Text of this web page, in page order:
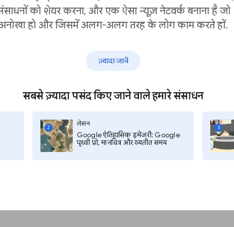
को शेयर करना, और एक ऐसा न्यूज़ नेटवर्क बनाना है जो
हो और जिसमें अलग-अलग तरह के लोग काम करते हों.
ज़्यादा जानें
सबसे ज़्यादा पसंद किए जाने वाले हमारे संसाधन
2
लेसन
Google ऐतिहासिक इमेजरी: Google
पृथ्वी प्रो, मानचित्र और व्यतीत समय
3
ओपन रेट का औसत
हैं:
कितनी है?
मैनेज कर सकता है जिसे